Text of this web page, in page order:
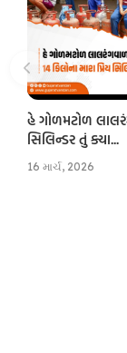
હે ગોળમટોળ
સિલિન્ડર તું ક્યા...
16 માર્ચ, 2026